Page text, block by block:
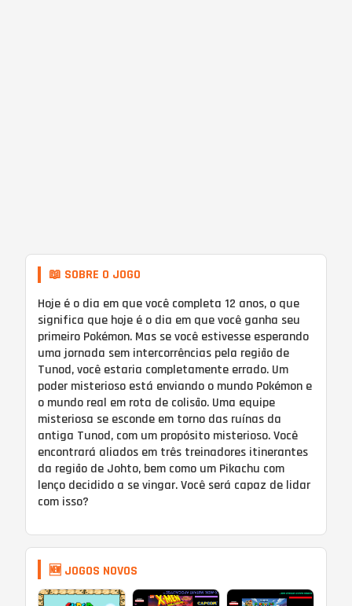
📖 SOBRE O JOGO
Hoje é o dia em que você completa 12 anos, o que
significa que hoje é o dia em que você ganha seu
primeiro Pokémon. Mas se você estivesse esperando
uma jornada sem intercorrências pela região de
Tunod, você estaria completamente errado. Um
poder misterioso está enviando o mundo Pokémon e
o mundo real em rota de colisão. Uma equipe
misteriosa se esconde em torno das ruínas da
antiga Tunod, com um propósito misterioso. Você
encontrará aliados em três treinadores itinerantes
da região de Johto, bem como um Pikachu com
lenço decidido a se vingar. Você será capaz de lidar
com isso?
🆕 JOGOS NOVOS